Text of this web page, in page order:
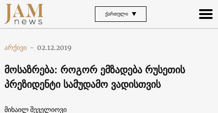
ᲥᲐᲠᲗᲣᲚᲘ
არქივი - 02.12.2019
მოსაზრება: როგორ ემზადება რუსეთის
პრეზიდენტი სამუდამო ვადისთვის
მიხაილ შეველიოვი